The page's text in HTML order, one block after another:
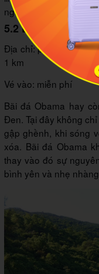
ngưỡng vẻ đẹp này nhé.
5.2 Bãi đá Obama
Địa chỉ: phía Nam
1 km
Vé vào: miễn phí
Bãi đá Obama hay
Đen. Tại đây không
gập ghềnh, khi sóng
xóa. Bãi đá Obama
thay vào đó sự
bình yên và nhẹ